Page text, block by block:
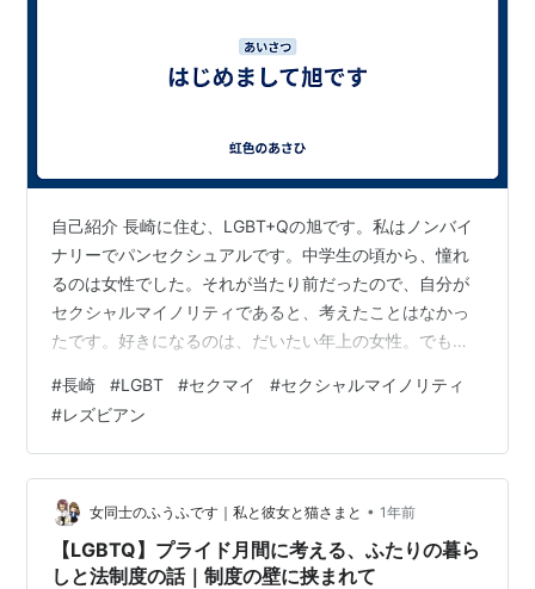
自己紹介 長崎に住む、LGBT+Qの旭です。私はノンバイ
ナリーでパンセクシュアルです。中学生の頃から、憧れ
るのは女性でした。それが当たり前だったので、自分が
セクシャルマイノリティであると、考えたことはなかっ
たです。好きになるのは、だいたい年上の女性。でも、
りパンセクシュアルだと思っています。実際に男性の憧
れの先輩もいたりしました。今でこそLGBTという言葉が
ありますが、私が学生の頃はそんなの無かったので、自
分でも自分のことを分かってなかったなぁと思います。
今は細かく分析できるようですね。ちなみに性別を聞か
れるの苦手です。自分のことを、男性とも女…
#長崎 #LGBT #セクマイ #セクシャルマイノリティ
#レズビアン
女同士のふうふです｜私と彼女と猫さまと • 1年前
【LGBTQ】プライド月間に考える、ふたりの暮ら
しと法制度の話｜制度の壁に挟まれて